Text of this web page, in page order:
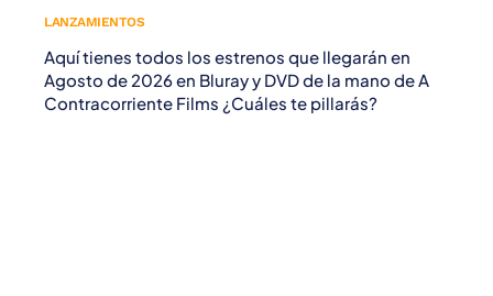
LANZAMIENTOS
Aquí tienes todos los estrenos que llegarán en
Agosto de 2026 en Bluray y DVD de la mano de A
Contracorriente Films ¿Cuáles te pillarás?